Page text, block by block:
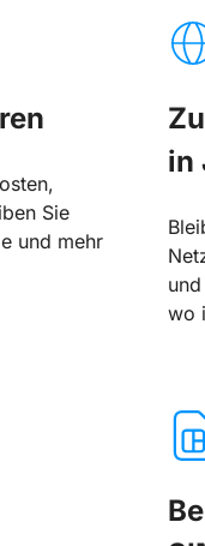
Sie
und mehr
in
wo